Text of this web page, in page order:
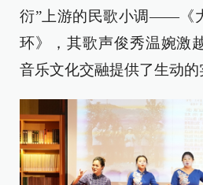
衍”上游的民歌小调——《
环》，其歌声俊秀温婉激
音乐文化交融提供了生动的